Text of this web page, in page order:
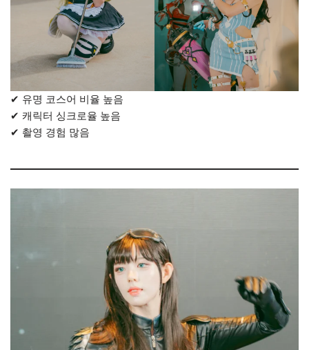
✔ 유명 코스어 비율 높음
✔ 캐릭터 싱크로율 높음
✔ 촬영 경험 많음